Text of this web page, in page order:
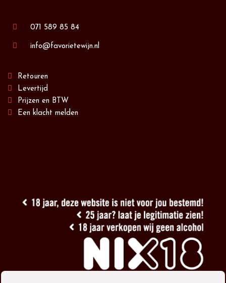
071 589 85 84
info@favorietewijn.nl
Retouren
Levertijd
Prijzen en BTW
Een klacht melden